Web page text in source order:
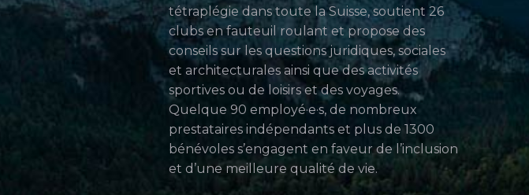
tétraplégie dans toute la Suisse, soutient 26
clubs en fauteuil roulant et propose des
conseils sur les questions juridiques, sociales
et architecturales ainsi que des activités
sportives ou de loisirs et des voyages.
Quelque 90 employé·e·s, de nombreux
prestataires indépendants et plus de 1300
bénévoles s’engagent en faveur de l’inclusion
et d’une meilleure qualité de vie.